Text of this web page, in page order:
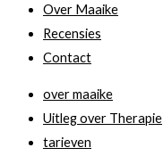
Over Maaike
Recensies
Contact
over maaike
Uitleg over Therapie
tarieven